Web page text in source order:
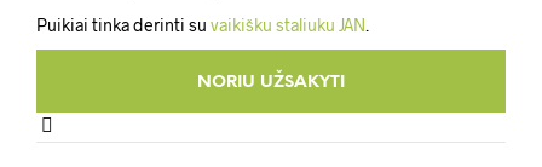
Puikiai tinka derinti su vaikišku staliuku JAN.